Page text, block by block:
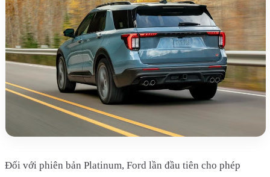
Đối với phiên bản Platinum, Ford lần đầu tiên cho phép